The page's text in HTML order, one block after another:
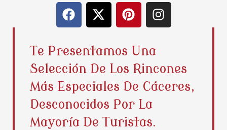
F
a
e
b
o
o
k
X
-
w
i
t
t
r
P
i
t
e
r
e
t
I
n
g
r
Te Presentamos Una
Selección De Los Rincones
Más Especiales De Cáceres,
Desconocidos Por La
Mayoría De Turistas.